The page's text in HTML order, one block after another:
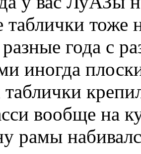
таблички тоже
года с
иногда
вообще на
рамы